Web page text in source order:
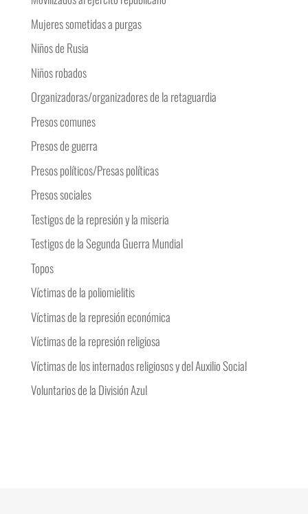
Mujeres sometidas a purgas
Niños de Rusia
Niños robados
Organizadoras/organizadores de la retaguardia
Presos comunes
Presos de guerra
Presos políticos/Presas políticas
Presos sociales
Testigos de la represión y la miseria
Testigos de la Segunda Guerra Mundial
Topos
Víctimas de la poliomielitis
Víctimas de la represión económica
Víctimas de la represión religiosa
Víctimas de los internados religiosos y del Auxilio Social
Voluntarios de la División Azul